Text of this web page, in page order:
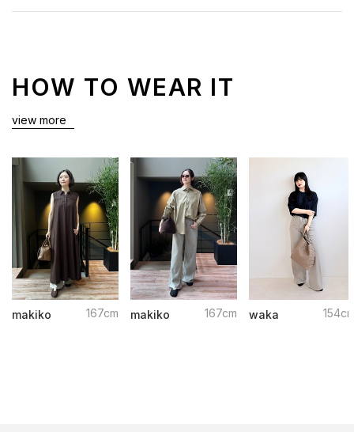
HOW TO WEAR IT
view more
makiko 167cm makiko 167cm waka